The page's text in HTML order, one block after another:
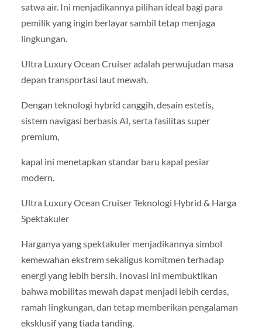
satwa air. Ini menjadikannya pilihan ideal bagi para
pemilik yang ingin berlayar sambil tetap menjaga
lingkungan.
Ultra Luxury Ocean Cruiser adalah perwujudan masa
depan transportasi laut mewah.
Dengan teknologi hybrid canggih, desain estetis,
sistem navigasi berbasis AI, serta fasilitas super
premium,
kapal ini menetapkan standar baru kapal pesiar
modern.
Ultra Luxury Ocean Cruiser Teknologi Hybrid & Harga
Spektakuler
Harganya yang spektakuler menjadikannya simbol
kemewahan ekstrem sekaligus komitmen terhadap
energi yang lebih bersih. Inovasi ini membuktikan
bahwa mobilitas mewah dapat menjadi lebih cerdas,
ramah lingkungan, dan tetap memberikan pengalaman
eksklusif yang tiada tanding.